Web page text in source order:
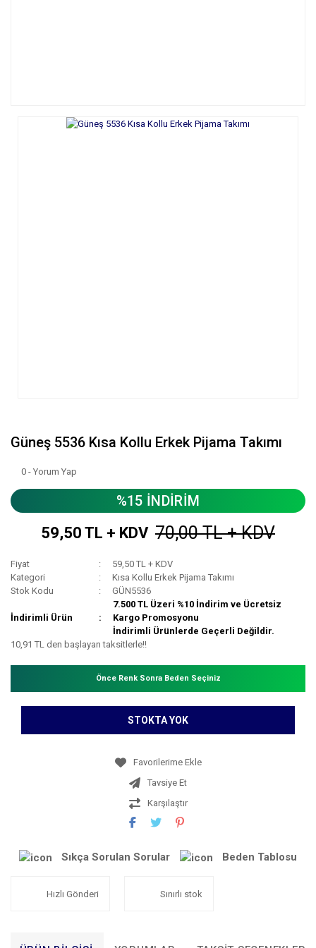
Güneş 5536 Kısa Kollu Erkek Pijama Takımı
0 - Yorum Yap
%15 İNDİRİM
59,50 TL + KDV 70,00 TL + KDV
Fiyat
59,50 TL + KDV
Kategori
Kısa Kollu Erkek Pijama Takımı
Stok Kodu
GÜN5536
İndirimli Ürün
7.500 TL Üzeri %10 İndirim ve Ücretsiz
Kargo Promosyonu
İndirimli Ürünlerde Geçerli Değildir.
10,91 TL den başlayan taksitlerle!!
Önce Renk Sonra Beden Seçiniz
STOKTA YOK
Tavsiye Et
Karşılaştır
Sıkça Sorulan Sorular Beden Tablosu
Hızlı Gönderi Sınırlı stok